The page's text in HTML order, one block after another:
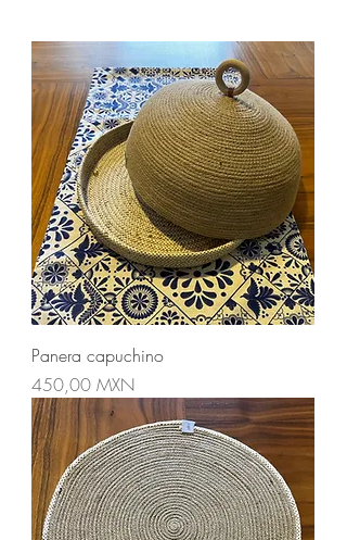
Panera capuchino
Precio
450,00 MXN